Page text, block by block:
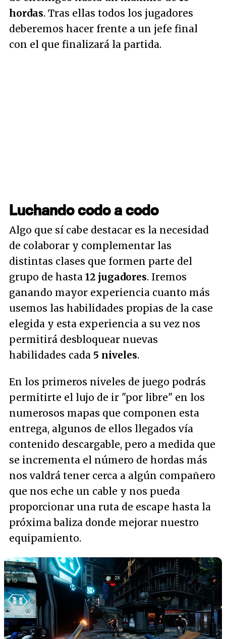
hordas. Tras ellas todos los jugadores
deberemos hacer frente a un jefe final
con el que finalizará la partida.
Luchando codo a codo
Algo que sí cabe destacar es la necesidad
de colaborar y complementar las
distintas clases que formen parte del
grupo de hasta 12 jugadores. Iremos
ganando mayor experiencia cuanto más
usemos las habilidades propias de la case
elegida y esta experiencia a su vez nos
permitirá desbloquear nuevas
habilidades cada 5 niveles.
En los primeros niveles de juego podrás
permitirte el lujo de ir "por libre" en los
numerosos mapas que componen esta
entrega, algunos de ellos llegados vía
contenido descargable, pero a medida que
se incrementa el número de hordas más
nos valdrá tener cerca a algún compañero
que nos eche un cable y nos pueda
proporcionar una ruta de escape hasta la
próxima baliza donde mejorar nuestro
equipamiento.